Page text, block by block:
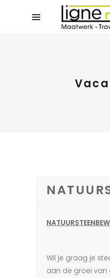
Wil je graag je
aan de groei van